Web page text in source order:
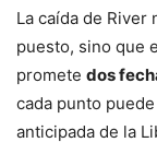
La caída de
puesto, sino que
promete dos
cada punto
anticipada de la